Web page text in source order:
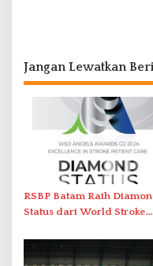
Jangan Lewatkan
RSBP Batam Raih
Status dari World Stroke
Berstandar Internasional